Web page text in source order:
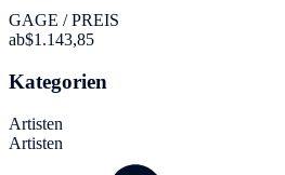
GAGE / PREIS
ab$1.143,85
Kategorien
Artisten
Artisten